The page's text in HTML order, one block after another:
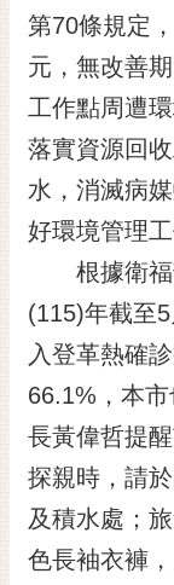
私
權
及
安
全
政
策
網
料
開
放
宣
告
市
交
通
第70條規定
元，無改善
工作點周遭
落實資源回
水，消滅病
好環境管理
根據衛福
(115)年截至
入登革熱確
66.1%，本
長黃偉哲提
探親時，請
及積水處；
色長袖衣褲